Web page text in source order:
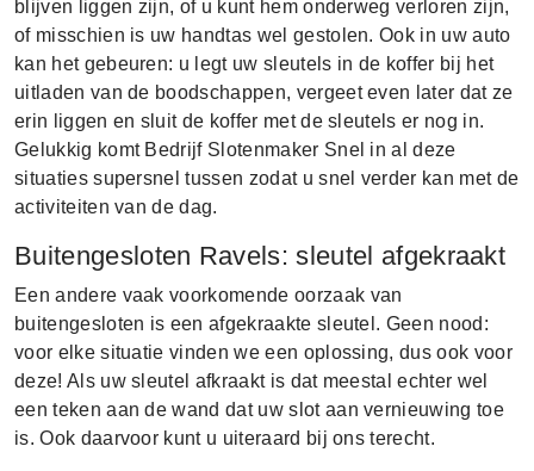
blijven liggen zijn, of u kunt hem onderweg verloren zijn,
of misschien is uw handtas wel gestolen. Ook in uw auto
kan het gebeuren: u legt uw sleutels in de koffer bij het
uitladen van de boodschappen, vergeet even later dat ze
erin liggen en sluit de koffer met de sleutels er nog in.
Gelukkig komt Bedrijf Slotenmaker Snel in al deze
situaties supersnel tussen zodat u snel verder kan met de
activiteiten van de dag.
Buitengesloten Ravels: sleutel afgekraakt
Een andere vaak voorkomende oorzaak van
buitengesloten is een afgekraakte sleutel. Geen nood:
voor elke situatie vinden we een oplossing, dus ook voor
deze! Als uw sleutel afkraakt is dat meestal echter wel
een teken aan de wand dat uw slot aan vernieuwing toe
is. Ook daarvoor kunt u uiteraard bij ons terecht.